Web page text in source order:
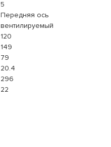
5
Передняя ось
вентилируемый
120
149
79
20.4
296
22